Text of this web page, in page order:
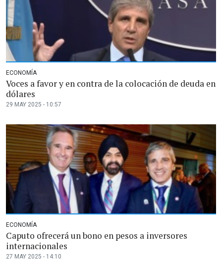
ECONOMÍA
Voces a favor y en contra de la colocación de deuda en
dólares
29 MAY 2025 - 10:57
ECONOMÍA
Caputo ofrecerá un bono en pesos a inversores
internacionales
27 MAY 2025 - 14:10